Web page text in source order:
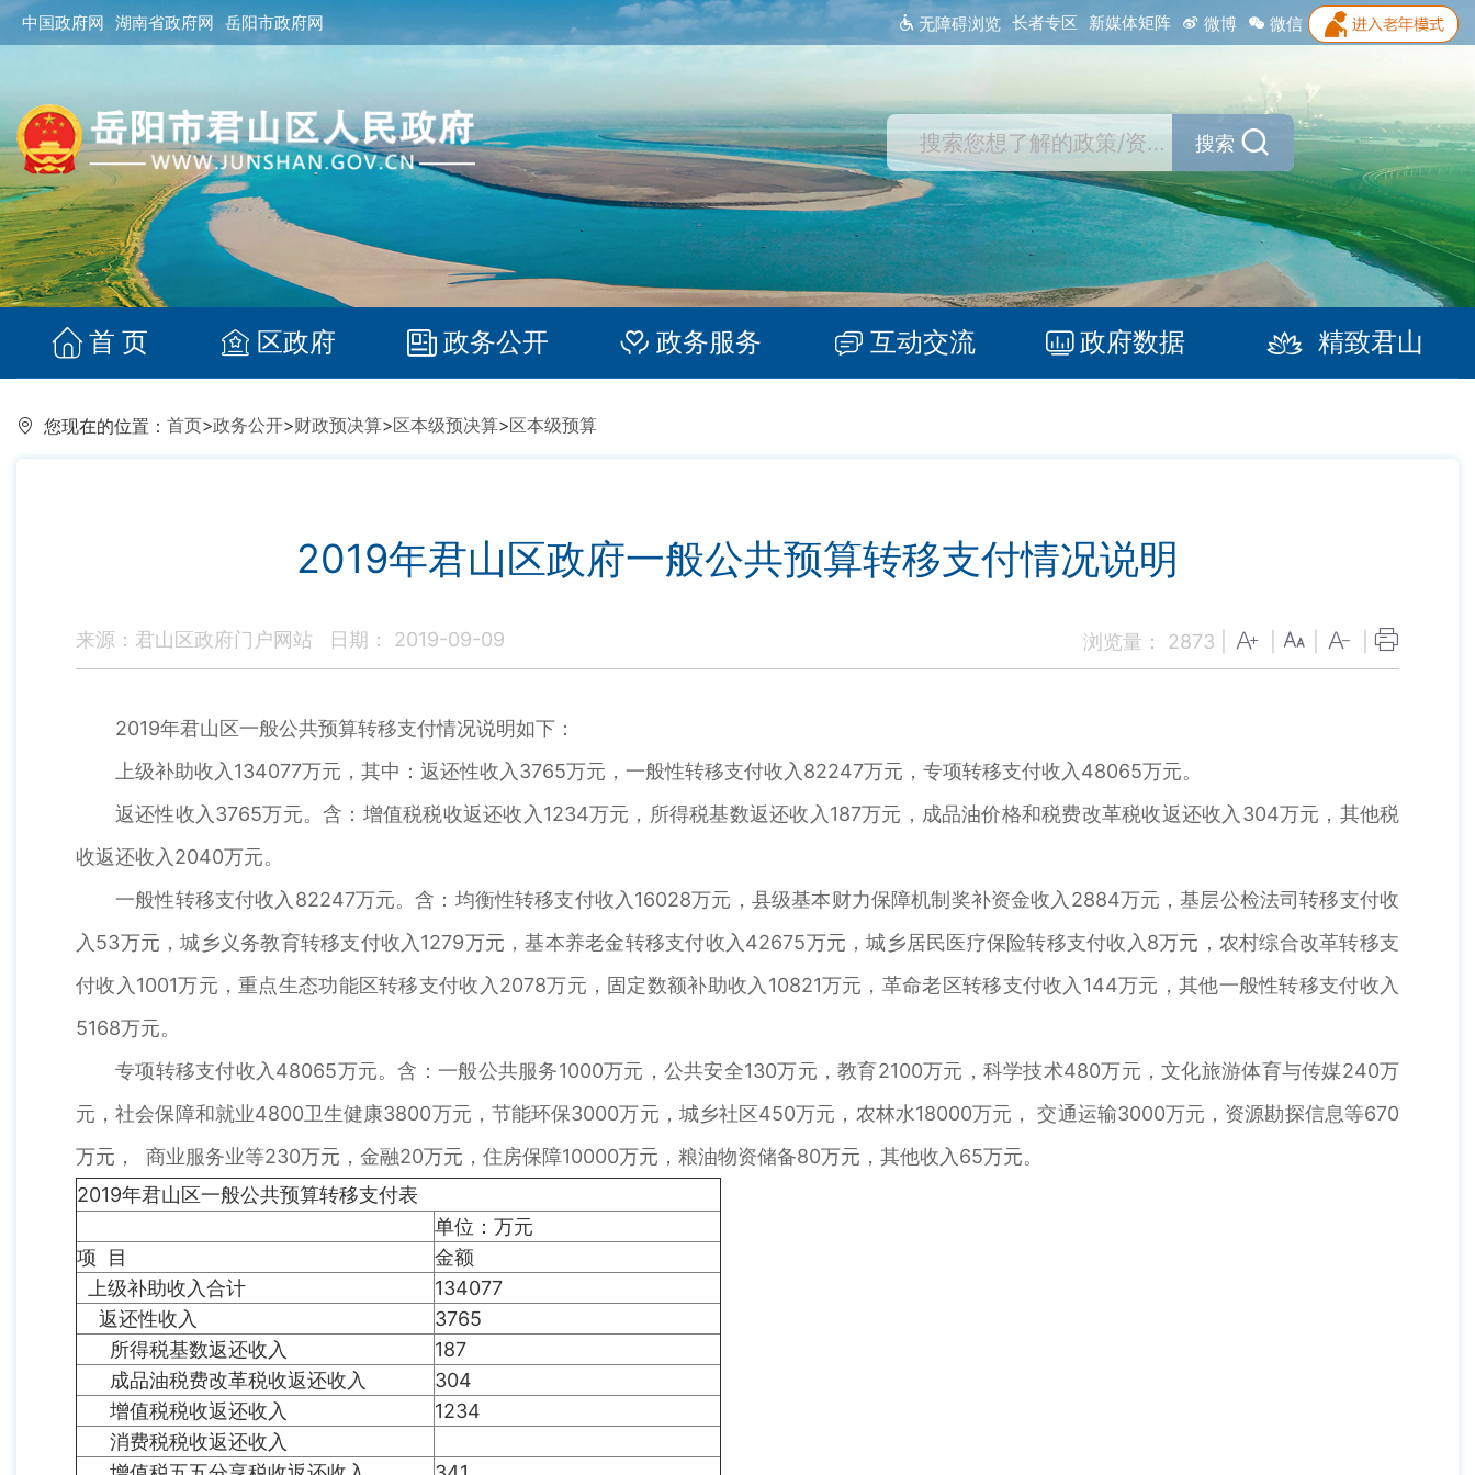
中国政府网 湖南省政府网 岳阳市政府网 无障碍浏览 长者专区 新媒体矩阵 微博 微信
搜索
首 页 区政府 政务公开 政务服务 互动交流 政府数据 精致君山
您现在的位置： 首页>政务公开>财政预决算>区本级预决算>区本级预算
2019年君山区政府一般公共预算转移支付情况说明
来源：君山区政府门户网站 日期： 2019-09-09 浏览量： 2873
2019年君山区一般公共预算转移支付情况说明如下：
上级补助收入134077万元，其中：返还性收入3765万元，一般性转移支付收入82247万元，专项转移支付收入48065万元。
返还性收入3765万元。含：增值税税收返还收入1234万元，所得税基数返还收入187万元，成品油价格和税费改革税收返还收入304万元，其他税
收返还收入2040万元。
一般性转移支付收入82247万元。含：均衡性转移支付收入16028万元，县级基本财力保障机制奖补资金收入2884万元，基层公检法司转移支付收
入53万元，城乡义务教育转移支付收入1279万元，基本养老金转移支付收入42675万元，城乡居民医疗保险转移支付收入8万元，农村综合改革转移支
付收入1001万元，重点生态功能区转移支付收入2078万元，固定数额补助收入10821万元，革命老区转移支付收入144万元，其他一般性转移支付收入
5168万元。
专项转移支付收入48065万元。含：一般公共服务1000万元，公共安全130万元，教育2100万元，科学技术480万元，文化旅游体育与传媒240万
元，社会保障和就业4800卫生健康3800万元，节能环保3000万元，城乡社区450万元，农林水18000万元， 交通运输3000万元，资源勘探信息等670
万元， 商业服务业等230万元，金融20万元，住房保障10000万元，粮油物资储备80万元，其他收入65万元。
2019年君山区一般公共预算转移支付表
单位：万元
项 目
金额
上级补助收入合计
134077
返还性收入
3765
所得税基数返还收入
187
成品油税费改革税收返还收入
304
增值税税收返还收入
1234
消费税税收返还收入